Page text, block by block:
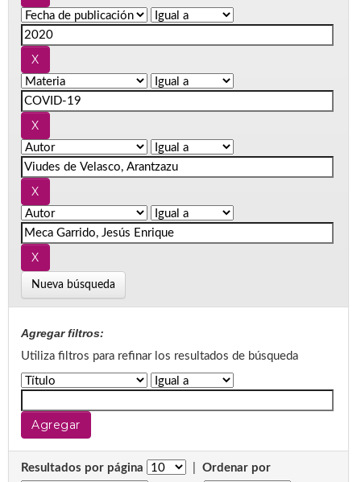
Nueva búsqueda
Agregar filtros:
Utiliza filtros para refinar los resultados de búsqueda
Resultados por página
Ordenar por